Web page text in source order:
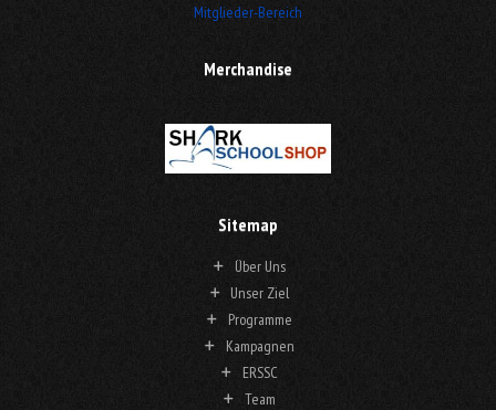
Mitglieder-Bereich
Merchandise
Sitemap
Über Uns
Unser Ziel
Programme
Kampagnen
ERSSC
Team